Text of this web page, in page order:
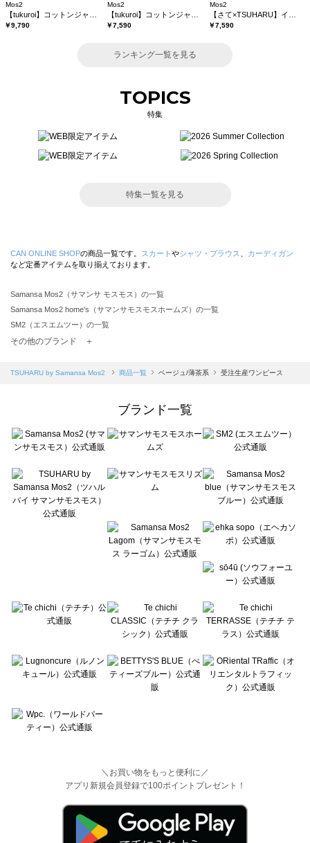
Mos2
￥9,790
Mos2
￥7,590
Mos2
￥7,590
ランキング一覧を見る
TOPICS
特集
特集一覧を見る
CAN ONLINE SHOPの商品一覧です。 スカート やシャツ・ブラウス
カーディガン
など定番アイテムを取り揃えております。
Samansa Mos2（サマンサ モスモス）の一覧
Samansa Mos2 home's（サマンサモスモスホームズ）の一覧
SM2（エスエムツー）の一覧
TSUHARU by Samansa Mos2（ツハルバイサマンサモスモス）の一覧
Samansa Mos2 blue（サマンサモスモス ブルー）の一覧
Te chichi（テチチ）の一覧
Te chichi CLASSIC（テチチ クラシック）の一覧
Lugnoncure（ルノンキュール）の一覧
BETTY'S BLUE（べティーズブルー）の一覧
Wpc.（ワールドパーティー）の一覧
その他のブランド ＋
TSUHARU by Samansa Mos2 商品一覧 ベージュ/薄茶系 受注生産ワンピース
ブランド一覧
＼お買い物をもっと便利に／
アプリ新規会員登録で100ポイントプレゼント！